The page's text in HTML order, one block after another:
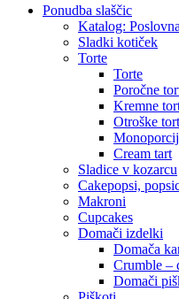
Close
Ponudba slaščic
Katalog:
Sladki kotiček
Torte
Torte
Poročne
Kremne
Otroške
Cream tart
Sladice v kozarcu
Cakepopsi,
Makroni
Cupcakes
Domači izdelki
Domača
Crumble –
Domači